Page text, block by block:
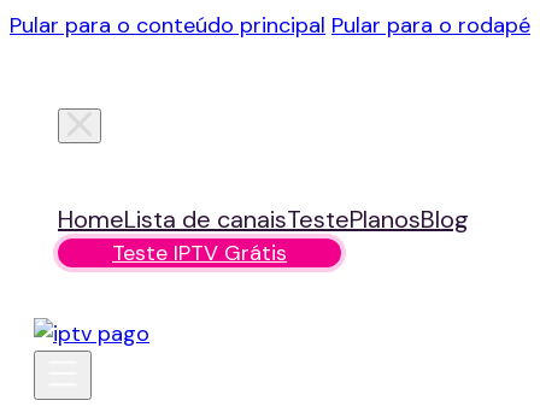
Pular para o conteúdo principal Pular para o rodapé
HomeLista de canaisTestePlanosBlog
Teste IPTV Grátis